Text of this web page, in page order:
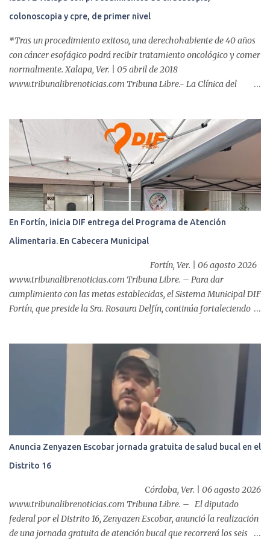
colonoscopia y cpre, de primer nivel
*Tras un procedimiento exitoso, una derechohabiente de 40 años
con cáncer esofágico podrá recibir tratamiento oncológico y comer
normalmente. Xalapa, Ver. | 05 abril de 2018
www.tribunalibrenoticias.com Tribuna Libre.- La Clínica del
incluyen endoscopia, colonoscopia y colangiopancreatografía
retrógrada endoscópica (CPRE), con equipo de alta tecnología de
videoendoscopia gástrica y con especialistas certificados. Además
se cuenta con endoscopios de última tecnología que permiten
diagnósticos con mayor certeza y sin dolor para el paciente, a
través de la atención de un equipo de profesionales
multidisciplinario: tres endoscopistas, anestesiólogo y personal
auxiliar y de enfermería. En esta semana, se realizó un nuevo caso
de éxito, pues a través de la colocación de un stent metálico
esofágico, una derechohabiente con un tumor en el ...
En Fortín, inicia DIF entrega del Programa de Atención
Alimentaria. En Cabecera Municipal
Fortín, Ver. | 06 agosto 2026
www.tribunalibrenoticias.com Tribuna Libre. – Para dar
cumplimiento con las metas establecidas, el Sistema Municipal DIF
Fortín, que preside la Sra. Rosaura Delfín, continúa fortaleciendo
Días y Primera Infancia” que inició este miércoles en la cabecera
municipal. Se trata de una estrategia que busca contribuir al
desarrollo y la nutrición de niñas, niños y mujeres en esta
importante etapa de vida. Durante la jornada, en la explanada del
Súper Ahorros, el director del organismo asistencial, Lic. Carlos
Adiel Pereda, realizó un recorrido por las sedes de entre...
Anuncia Zenyazen Escobar jornada gratuita de salud bucal en el
Distrito 16
Córdoba, Ver. | 06 agosto 2026
www.tribunalibrenoticias.com Tribuna Libre. – El diputado
federal por el Distrito 16, Zenyazen Escobar, anunció la realización
de una jornada gratuita de atención bucal que recorrerá los seis